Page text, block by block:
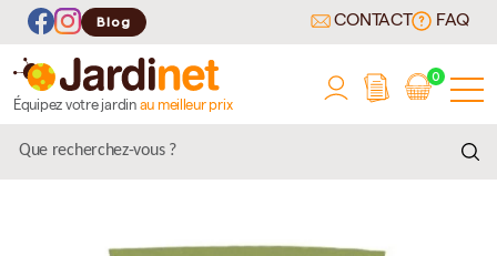
Blog CONTACT FAQ
Équipez votre jardin au meilleur prix
0